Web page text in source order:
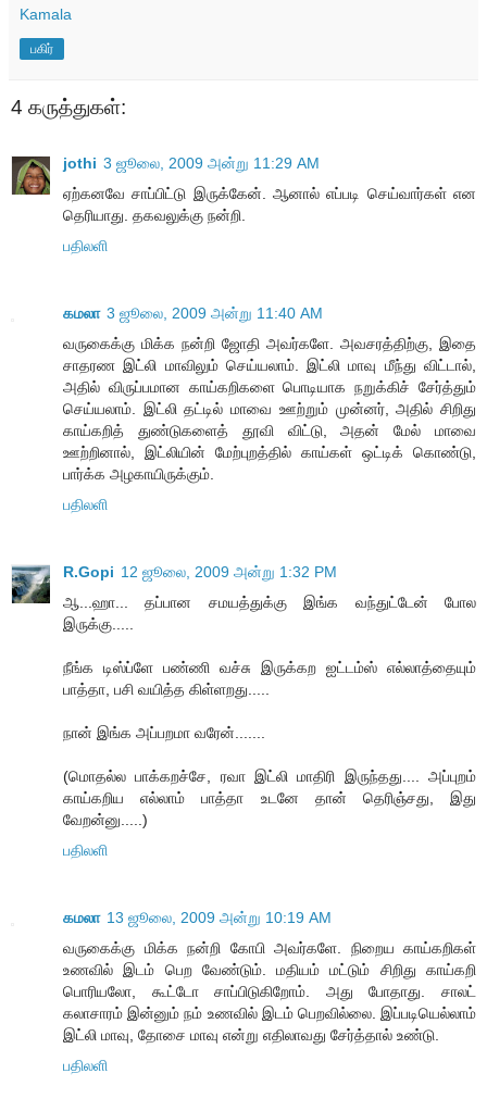
Kamala
பகிர்
4 கருத்துகள்:
jothi 3 ஜூலை, 2009 அன்று 11:29 AM
ஏற்கனவே சாப்பிட்டு இருக்கேன். ஆனால் எப்படி செய்வார்கள் என
தெரியாது. தகவலுக்கு நன்றி.
பதிலளி
கமலா 3 ஜூலை, 2009 அன்று 11:40 AM
வருகைக்கு மிக்க நன்றி ஜோதி அவர்களே. அவசரத்திற்கு, இதை
சாதரண இட்லி மாவிலும் செய்யலாம். இட்லி மாவு மீந்து விட்டால்,
அதில் விருப்பமான காய்கறிகளை பொடியாக நறுக்கிச் சேர்த்தும்
செய்யலாம். இட்லி தட்டில் மாவை ஊற்றும் முன்னர், அதில் சிறிது
காய்கறித் துண்டுகளைத் தூவி விட்டு, அதன் மேல் மாவை
ஊற்றினால், இட்லியின் மேற்புறத்தில் காய்கள் ஒட்டிக் கொண்டு,
பார்க்க அழகாயிருக்கும்.
பதிலளி
R.Gopi 12 ஜூலை, 2009 அன்று 1:32 PM
ஆ...ஹா... தப்பான சமயத்துக்கு இங்க வந்துட்டேன் போல
இருக்கு.....
நீங்க டிஸ்ப்ளே பண்ணி வச்சு இருக்கற ஐட்டம்ஸ் எல்லாத்தையும்
பாத்தா, பசி வயித்த கிள்ளறது.....
நான் இங்க அப்பறமா வரேன்.......
(மொதல்ல பாக்கறச்சே, ரவா இட்லி மாதிரி இருந்தது.... அப்புறம்
காய்கறிய எல்லாம் பாத்தா உடனே தான் தெரிஞ்சது, இது
வேறன்னு.....)
பதிலளி
கமலா 13 ஜூலை, 2009 அன்று 10:19 AM
வருகைக்கு மிக்க நன்றி கோபி அவர்களே. நிறைய காய்கறிகள்
உணவில் இடம் பெற வேண்டும். மதியம் மட்டும் சிறிது காய்கறி
பொரியலோ, கூட்டோ சாப்பிடுகிறோம். அது போதாது. சாலட்
கலாசாரம் இன்னும் நம் உணவில் இடம் பெறவில்லை. இப்படியெல்லாம்
இட்லி மாவு, தோசை மாவு என்று எதிலாவது சேர்த்தால் உண்டு.
பதிலளி